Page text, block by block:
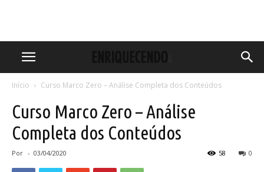
Início Curso Marco Zero – Análise Completa dos Conteúdos
Curso Marco Zero – Análise
Completa dos Conteúdos
Por - 03/04/2020 0
58